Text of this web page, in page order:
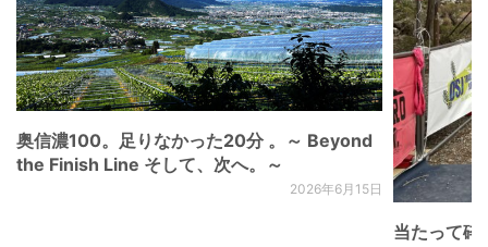
奥信濃100。足りなかった20分 。～ Beyond
the Finish Line そして、次へ。～
2026年6月15日
当たって砕